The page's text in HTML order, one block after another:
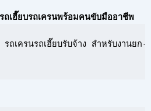
ถเฮี๊ยบรถเครนพร้อมคนขับมืออาชีพ
ถเครนรถเฮี๊ยบรับจ้าง สำหรับงานยก